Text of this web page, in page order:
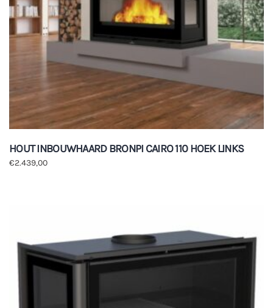
HOUT INBOUWHAARD BRONPI CAIRO 110 HOEK LINKS
€2.439,00